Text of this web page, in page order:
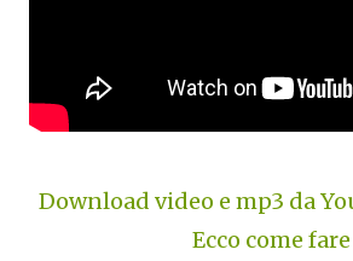
Download video e mp3 da
Ecco come fare